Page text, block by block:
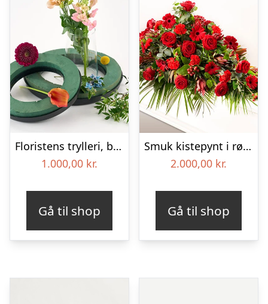
Floristens trylleri, begravelseskrans – Blomster til begravelse
1.000,00 kr.
Gå til shop
Smuk kistepynt i røde farver – Blomster til begravelse
2.000,00 kr.
Gå til shop